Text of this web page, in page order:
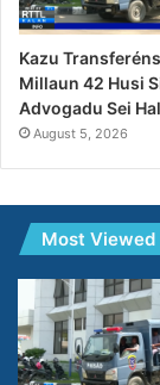
Kazu
Millaun 42 Husi
Advogadu Sei
August 5, 2026
Most Viewed